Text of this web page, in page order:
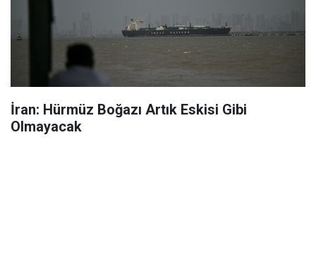
İran: Hürmüz Boğazı Artık Eskisi Gibi
Olmayacak